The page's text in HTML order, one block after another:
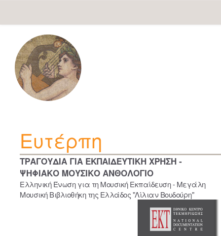
navigation
Ευτέρπη
ΤΡΑΓΟΥΔΙΑ ΓΙΑ ΕΚΠΑΙΔΕΥΤΙΚΗ ΧΡΗΣΗ -
ΨΗΦΙΑΚΟ ΜΟΥΣΙΚΟ ΑΝΘΟΛΟΓΙΟ
Ελληνική Ένωση για τη Μουσική Εκπαίδευση - Μεγάλη
Μουσική Βιβλιοθήκη της Ελλάδος "Λίλιαν Βουδούρη"